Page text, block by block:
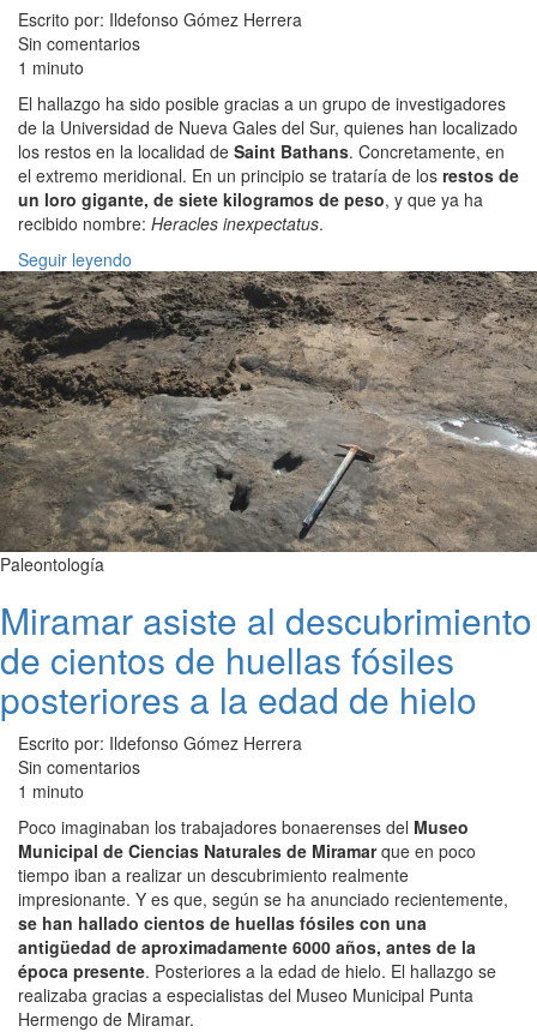
Escrito por: Ildefonso Gómez Herrera
Sin comentarios
1 minuto
El hallazgo ha sido posible gracias a un grupo de investigadores
de la Universidad de Nueva Gales del Sur, quienes han localizado
los restos en la localidad de Saint Bathans. Concretamente, en
el extremo meridional. En un principio se trataría de los restos de
un loro gigante, de siete kilogramos de peso, y que ya ha
recibido nombre: Heracles inexpectatus.
Seguir leyendo
Paleontología
Miramar asiste al descubrimiento
de cientos de huellas fósiles
posteriores a la edad de hielo
Escrito por: Ildefonso Gómez Herrera
Sin comentarios
1 minuto
Poco imaginaban los trabajadores bonaerenses del Museo
Municipal de Ciencias Naturales de Miramarque en poco
tiempo iban a realizar un descubrimiento realmente
impresionante. Y es que, según se ha anunciado recientemente,
se han hallado cientos de huellas fósiles con una
antigüedad de aproximadamente 6000 años, antes de la
época presente. Posteriores a la edad de hielo. El hallazgo se
realizaba gracias a especialistas del Museo Municipal Punta
Hermengo de Miramar.